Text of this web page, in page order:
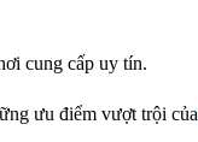
cung cấp uy tín.
ưu điểm vượt trội của